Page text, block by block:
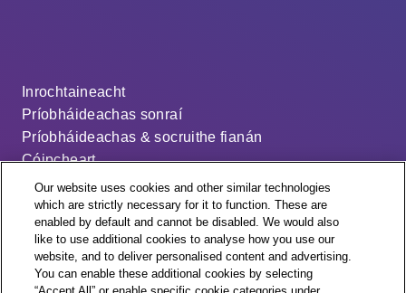
Inrochtaineacht
Príobháideachas sonraí
Príobháideachas & socruithe fianán
Cóipcheart
Séanadh
Ráiteas ar an sclábhaíocht nua-aimseartha
An cód dáileacháin
Socruithe fianán
Our website uses cookies and other similar technologies
which are strictly necessary for it to function. These are
enabled by default and cannot be disabled. We would also
like to use additional cookies to analyse how you use our
website, and to deliver personalised content and advertising.
You can enable these additional cookies by selecting